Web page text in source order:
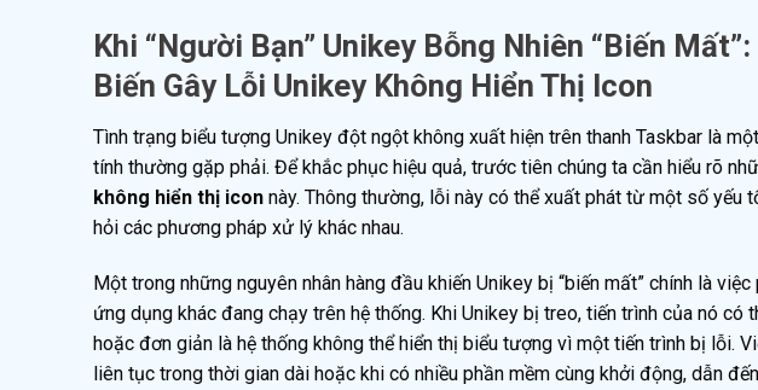
Khi “Người Bạn” Unikey Bỗng Nhiên “Biến
Biến Gây Lỗi Unikey Không Hiển Thị Icon
Tình trạng biểu tượng Unikey đột ngột không xuất hiện trên thanh Taskbar là
tính thường gặp phải. Để khắc phục hiệu quả, trước tiên chúng ta cần hiểu rõ
không hiển thị icon này. Thông thường, lỗi này có thể xuất phát từ một số
hỏi các phương pháp xử lý khác nhau.
Một trong những nguyên nhân hàng đầu khiến Unikey bị “biến mất” chính là
ứng dụng khác đang chạy trên hệ thống. Khi Unikey bị treo, tiến trình của nó có
hoặc đơn giản là hệ thống không thể hiển thị biểu tượng vì một tiến trình bị lỗi.
liên tục trong thời gian dài hoặc khi có nhiều phần mềm cùng khởi động, dẫn